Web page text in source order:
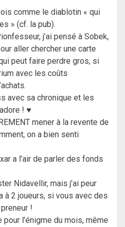
comme le diablotin « qui
» (cf. la pub).
j’ai pensé à Sobek,
aller chercher une carte
peut faire perdre gros, si
avec les coûts
avec sa chronique et les
! ♥
mener à la revente de
on a bien senti
a l’air de parler des fonds
Nidavellir, mais j’ai peur
à 2 joueurs, si vous avec des
!
l’énigme du mois, même